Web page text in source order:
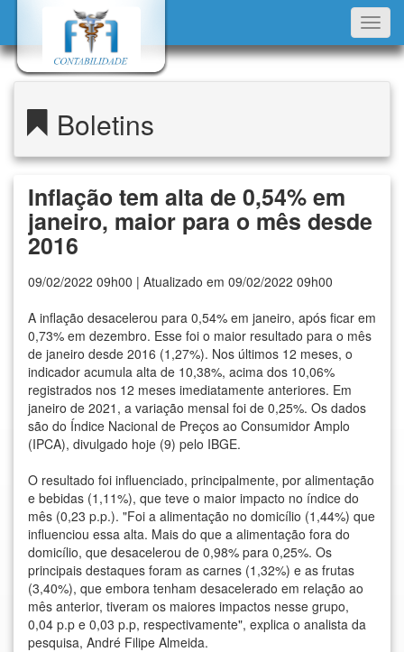
Boletins
Inflação tem alta de 0,54% em
janeiro, maior para o mês desde
2016
09/02/2022 09h00 | Atualizado em 09/02/2022 09h00
A inflação desacelerou para 0,54% em janeiro, após ficar em
0,73% em dezembro. Esse foi o maior resultado para o mês
de janeiro desde 2016 (1,27%). Nos últimos 12 meses, o
indicador acumula alta de 10,38%, acima dos 10,06%
registrados nos 12 meses imediatamente anteriores. Em
janeiro de 2021, a variação mensal foi de 0,25%. Os dados
são do Índice Nacional de Preços ao Consumidor Amplo
(IPCA), divulgado hoje (9) pelo IBGE.
O resultado foi influenciado, principalmente, por alimentação
e bebidas (1,11%), que teve o maior impacto no índice do
mês (0,23 p.p.). "Foi a alimentação no domicílio (1,44%) que
influenciou essa alta. Mais do que a alimentação fora do
domicílio, que desacelerou de 0,98% para 0,25%. Os
principais destaques foram as carnes (1,32%) e as frutas
(3,40%), que embora tenham desacelerado em relação ao
mês anterior, tiveram os maiores impactos nesse grupo,
0,04 p.p e 0,03 p.p, respectivamente", explica o analista da
pesquisa, André Filipe Almeida.